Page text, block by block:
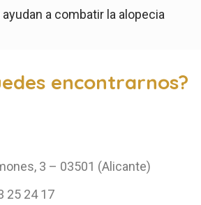
a combatir la alopecia
encontrarnos?
3 – 03501 (Alicante)
25 24 17